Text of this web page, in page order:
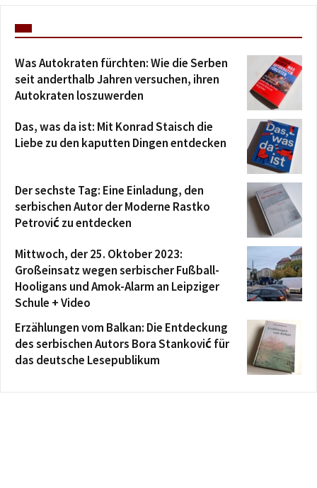
Was Autokraten fürchten: Wie die Serben
seit anderthalb Jahren versuchen, ihren
Autokraten loszuwerden
Das, was da ist: Mit Konrad Staisch die
Liebe zu den kaputten Dingen entdecken
Der sechste Tag: Eine Einladung, den
serbischen Autor der Moderne Rastko
Petrović zu entdecken
Mittwoch, der 25. Oktober 2023:
Großeinsatz wegen serbischer Fußball-
Hooligans und Amok-Alarm an Leipziger
Schule + Video
Erzählungen vom Balkan: Die Entdeckung
des serbischen Autors Bora Stanković für
das deutsche Lesepublikum